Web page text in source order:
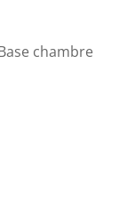
chambre